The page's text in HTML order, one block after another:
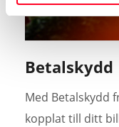
Betalskydd
Med Betalskydd
kopplat till ditt